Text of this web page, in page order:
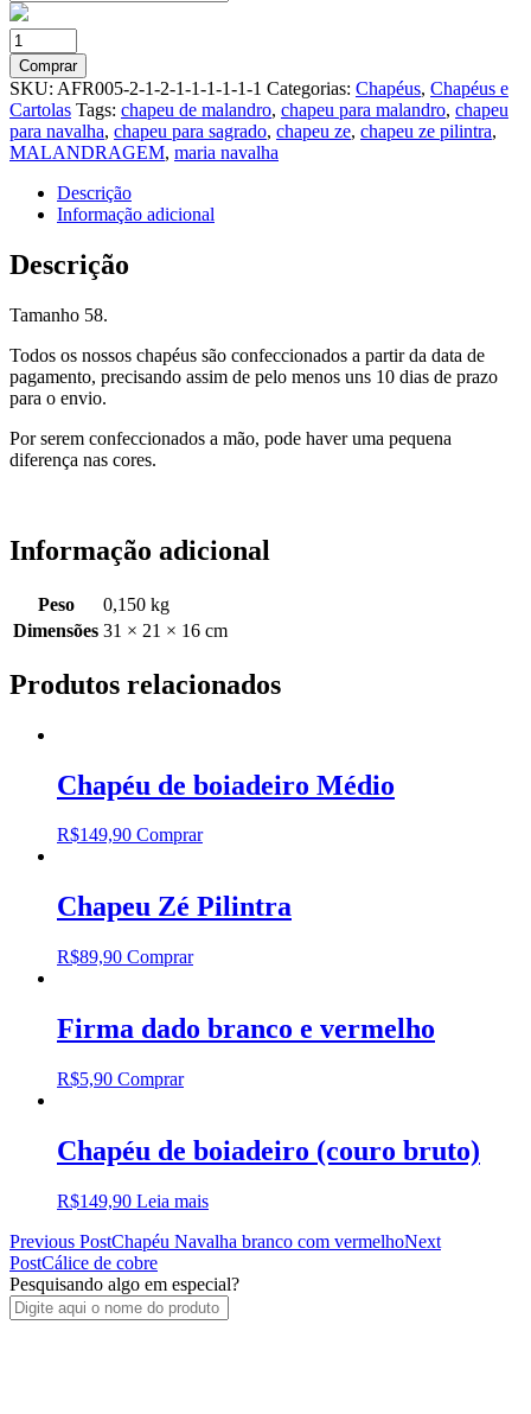
Chapéu
Navalha
branco
com
dourado
quantidade
Comprar
SKU: AFR005-2-1-2-1-1-1-1-1-1 Categorias: Chapéus, Chapéus e
Cartolas Tags: chapeu de malandro, chapeu para malandro, chapeu
para navalha, chapeu para sagrado, chapeu ze, chapeu ze pilintra,
MALANDRAGEM, maria navalha
Descrição
Informação adicional
Descrição
Tamanho 58.
Todos os nossos chapéus são confeccionados a partir da data de
pagamento, precisando assim de pelo menos uns 10 dias de prazo
para o envio.
Por serem confeccionados a mão, pode haver uma pequena
diferença nas cores.
Informação adicional
Peso
0,150 kg
Dimensões 31 × 21 × 16 cm
Produtos relacionados
Chapéu de boiadeiro Médio
R$149,90 Comprar
Chapeu Zé Pilintra
R$89,90 Comprar
Firma dado branco e vermelho
R$5,90 Comprar
Chapéu de boiadeiro (couro bruto)
R$149,90 Leia mais
Post
navigation
Previous PostChapéu Navalha branco com vermelhoNext
PostCálice de cobre
Pesquisando algo em especial?